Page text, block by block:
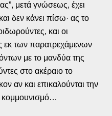
μετά γνώσεως, έχει
δεν κάνει πίσω· ας το
και οι
εκ των παρατρεχάμενων
με το μανδύα της
στο ακέραιο το
αν και επικαλούνται την
κομμουνισμό…